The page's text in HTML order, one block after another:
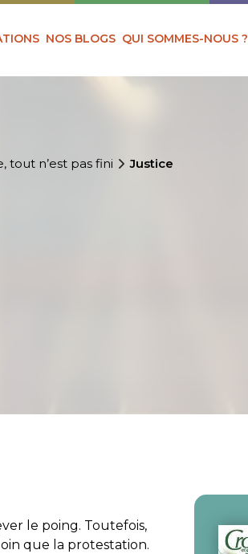
NOS BLOGS QUI SOMMES-NOUS ?
tout n’est pas fini Justice
le poing. Toutefois,
que la protestation.